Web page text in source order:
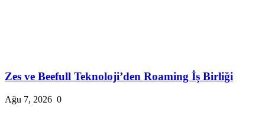
Zes ve Beefull Teknoloji’den Roaming İş Birliği
Ağu 7, 2026 0